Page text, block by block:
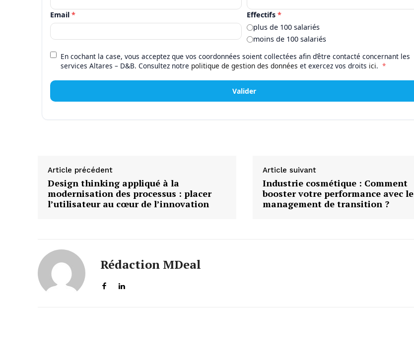
Email * Effectifs *
plus de 100 salariés
moins de 100 salariés
En cochant la case, vous acceptez que vos coordonnées soient collectées afin d’être contacté concernant les
services Altares – D&B. Consultez notre politique de gestion des données et exercez vos droits ici. *
Valider
Article précédent
Design thinking appliqué à la
modernisation des processus : placer
l’utilisateur au cœur de l’innovation
Article suivant
Industrie cosmétique : Comment
booster votre performance avec le
management de transition ?
Rédaction MDeal